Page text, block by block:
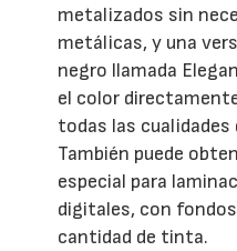
metalizados sin
metálicas, y una
negro llamada
el color
todas las cualidades
También puede
especial para
digitales, con
cantidad de tinta.